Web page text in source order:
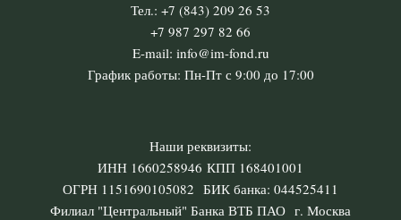
Тел.: +7 (843) 209 26 53
+7 987 297 82 66
E-mail: info@im-fond.ru
График работы: Пн-Пт с 9:00 до 17:00
Наши реквизиты:
ИНН 1660258946 КПП 168401001
ОГРН 1151690105082 БИК банка: 044525411
Филиал "Центральный" Банка ВТБ ПАО г. Москва